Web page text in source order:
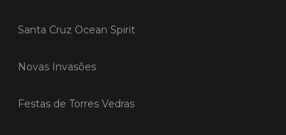
na inovação, criação de
Santa Cruz Ocean Spirit
Novas Invasões
Festas de Torres Vedras